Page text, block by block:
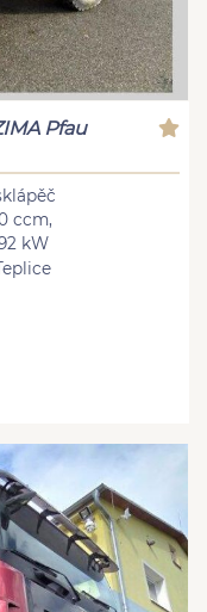
Pfau
ccm,
kW